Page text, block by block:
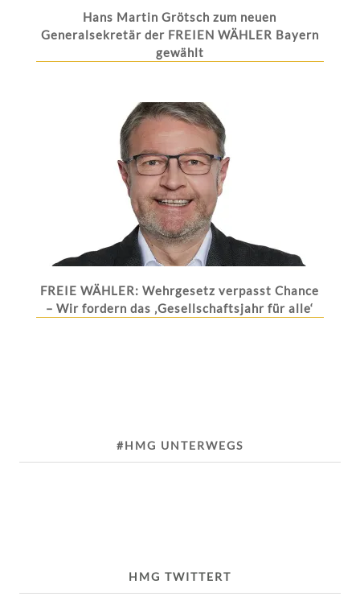
Hans Martin Grötsch zum neuen
Generalsekretär der FREIEN WÄHLER Bayern
gewählt
FREIE WÄHLER: Wehrgesetz verpasst Chance
– Wir fordern das ‚Gesellschaftsjahr für alle‘
#HMG UNTERWEGS
HMG TWITTERT